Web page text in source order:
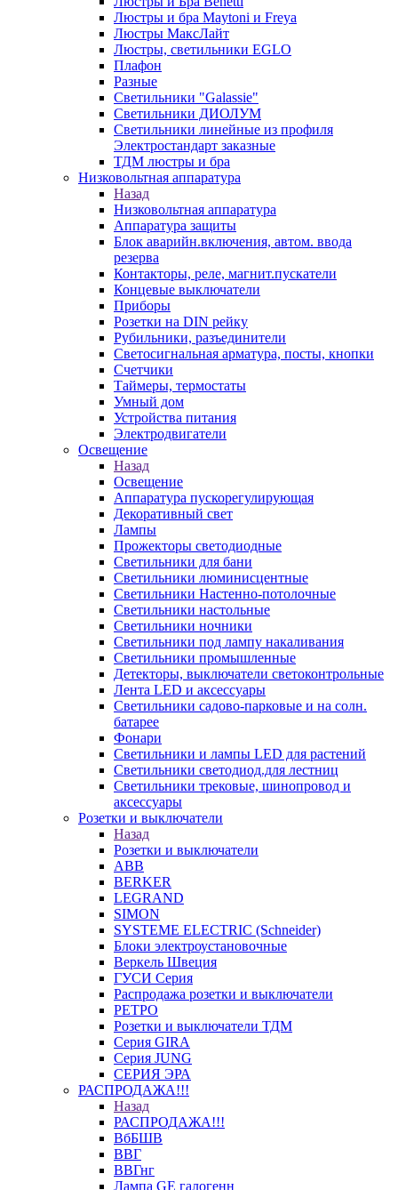
Люстры и бра Maytoni и Freya
Люстры МаксЛайт
Люстры, светильники EGLO
Плафон
Разные
Светильники "Galassie"
Светильники ДИОЛУМ
Светильники линейные из профиля
Электростандарт заказные
ТДМ люстры и бра
Низковольтная аппаратура
Назад
Низковольтная аппаратура
Аппаратура защиты
Блок аварийн.включения, автом. ввода
резерва
Контакторы, реле, магнит.пускатели
Концевые выключатели
Приборы
Розетки на DIN рейку
Рубильники, разъединители
Светосигнальная арматура, посты, кнопки
Счетчики
Таймеры, термостаты
Умный дом
Устройства питания
Электродвигатели
Освещение
Назад
Освещение
Аппаратура пускорегулирующая
Декоративный свет
Лампы
Прожекторы светодиодные
Светильники для бани
Светильники люминисцентные
Светильники Настенно-потолочные
Светильники настольные
Светильники ночники
Светильники под лампу накаливания
Светильники промышленные
Детекторы, выключатели светоконтрольные
Лента LED и аксессуары
Светильники садово-парковые и на солн.
батарее
Фонари
Светильники и лампы LED для растений
Светильники светодиод.для лестниц
Светильники трековые, шинопровод и
аксессуары
Розетки и выключатели
Назад
Розетки и выключатели
ABB
BERKER
LEGRAND
SIMON
SYSTEME ELECTRIC (Schneider)
Блоки электроустановочные
Веркель Швеция
ГУСИ Серия
Распродажа розетки и выключатели
РЕТРО
Розетки и выключатели ТДМ
Серия GIRA
Серия JUNG
СЕРИЯ ЭРА
РАСПРОДАЖА!!!
Назад
РАСПРОДАЖА!!!
ВбБШВ
ВВГ
ВВГнг
Лампа GE галогенн